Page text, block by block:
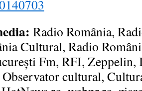
Radio România,
Cultural, Radio
Fm, RFI,
cultural,